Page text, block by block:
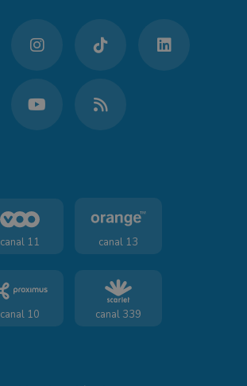
canal 11 canal 13
canal 10 canal 339